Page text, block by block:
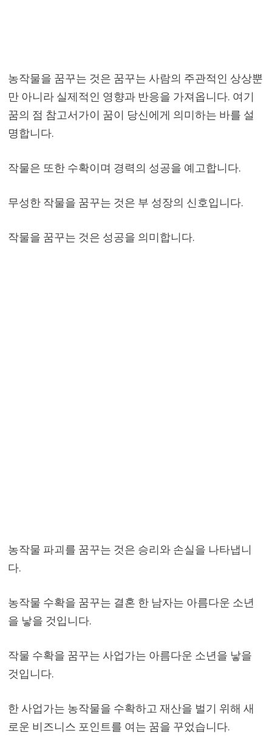
농작물을 꿈꾸는 것은 꿈꾸는 사람의 주관적인 상상뿐
만 아니라 실제적인 영향과 반응을 가져옵니다. 여기
꿈의 점 참고서가이 꿈이 당신에게 의미하는 바를 설
명합니다.
작물은 또한 수확이며 경력의 성공을 예고합니다.
무성한 작물을 꿈꾸는 것은 부 성장의 신호입니다.
작물을 꿈꾸는 것은 성공을 의미합니다.
농작물 파괴를 꿈꾸는 것은 승리와 손실을 나타냅니
다.
농작물 수확을 꿈꾸는 결혼 한 남자는 아름다운 소년
을 낳을 것입니다.
작물 수확을 꿈꾸는 사업가는 아름다운 소년을 낳을
것입니다.
한 사업가는 농작물을 수확하고 재산을 벌기 위해 새
로운 비즈니스 포인트를 여는 꿈을 꾸었습니다.